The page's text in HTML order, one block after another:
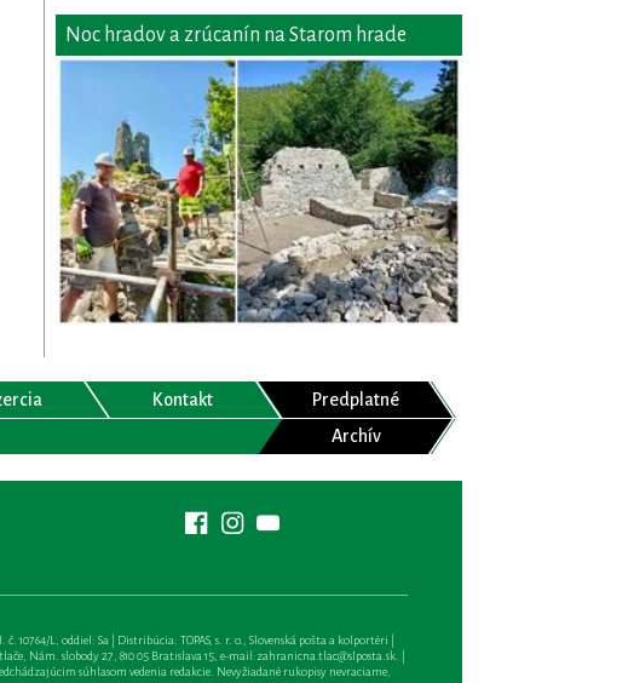
Noc hradov a zrúcanín na Starom hrade
Kontakt
Predplatné
Archív
10764/L, oddiel: Sa | Distribúcia: TOPAS, s. r. o., Slovenská pošta a kolportéri |
Nám. slobody 27, 810 05 Bratislava 15, e-mail:zahranicna.tlac@slposta.sk. |
súhlasom vedenia redakcie. Nevyžiadané rukopisy nevraciame,